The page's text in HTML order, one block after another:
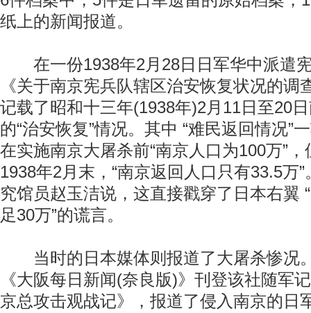
纸上的新闻报道。
在一份1938年2月28日日军华中派遣
《关于南京宪兵队辖区治安恢复状况的调
记载了昭和十三年(1938年)2月11日至20
的“治安恢复”情况。其中 “难民返回情况”
在实施南京大屠杀前“南京人口为100万”
1938年2月末，“南京返回人口只有33.5万
究馆员赵玉洁说，这直接戳穿了日本右翼
足30万”的谎言。
当时的日本媒体则报道了大屠杀惨况
《大阪每日新闻(奈良版)》刊登该社随军
京总攻击观战记》，报道了侵入南京的日